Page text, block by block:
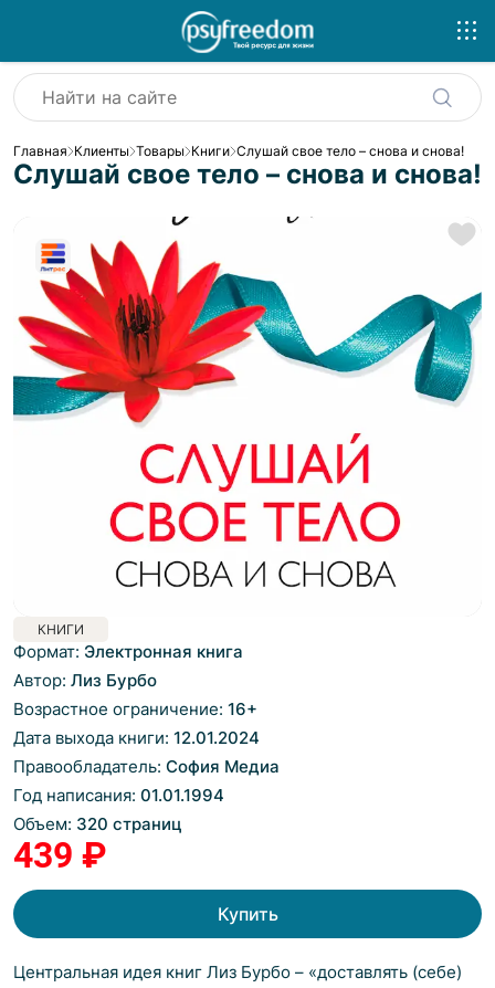
Главная Клиенты Товары Книги Слушай свое тело – снова и снова!
Слушай свое тело – снова и снова!
КНИГИ
Формат: Электронная книга
Автор: Лиз Бурбо
Возрастное ограничение: 16+
Дата выхода книги: 12.01.2024
Правообладатель: София Медиа
Год написания: 01.01.1994
Объем: 320 страниц
439 ₽
Купить
Центральная идея книг Лиз Бурбо – «доставлять (себе)